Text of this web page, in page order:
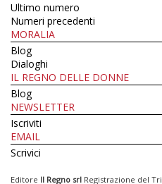
Ultimo numero
Numeri precedenti
MORALIA
Blog
Dialoghi
IL REGNO DELLE DONNE
Blog
NEWSLETTER
Iscriviti
EMAIL
Scrivici
Editore Il Regno srl Registrazione del